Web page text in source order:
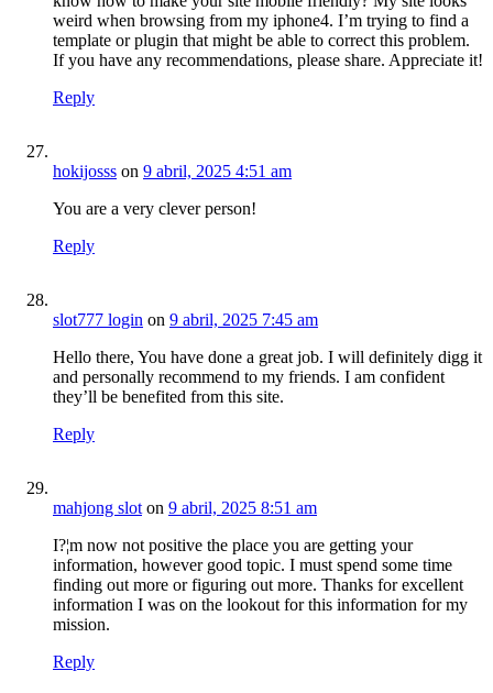
weird when browsing from my iphone4. I’m trying to find a
template or plugin that might be able to correct this problem.
If you have any recommendations, please share. Appreciate it!
Reply
hokijosss on 9 abril, 2025 4:51 am
You are a very clever person!
Reply
slot777 login on 9 abril, 2025 7:45 am
Hello there, You have done a great job. I will definitely digg it
and personally recommend to my friends. I am confident
they’ll be benefited from this site.
Reply
mahjong slot on 9 abril, 2025 8:51 am
I?¦m now not positive the place you are getting your
information, however good topic. I must spend some time
finding out more or figuring out more. Thanks for excellent
information I was on the lookout for this information for my
mission.
Reply